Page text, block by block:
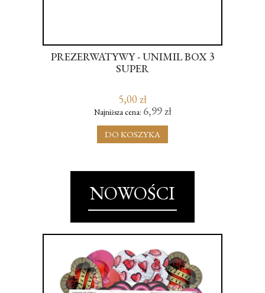
PREZERWATYWY - UNIMIL BOX 3
SUPER
5,00 zł
Najniższa cena: 6,99 zł
DO KOSZYKA
NOWOŚCI